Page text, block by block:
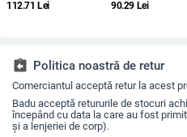
stil etnic Amazon, cu
112.71 Lei
la nivel
90.29 Lei
assignment_return Politica noastră de retur
Comerciantul acceptă retur la acest
Badu acceptă retururile de stocuri
începând cu data la care au fost
și a lenjeriei de corp).